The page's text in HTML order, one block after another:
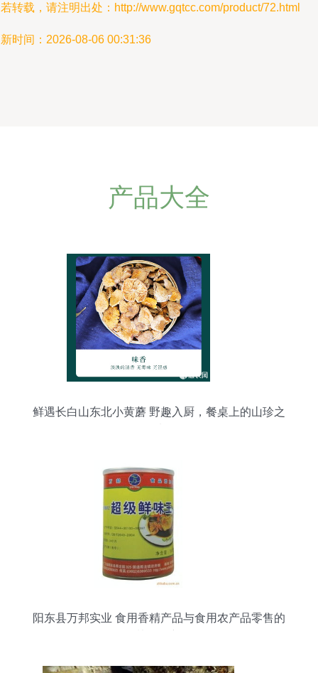
转载，请注明出处：http://www.gqtcc.com/product/72.html
时间：2026-08-06 00:31:36
产品大全
鲜遇长白山东北小黄蘑 野趣入厨，餐桌上的山珍之
阳东县万邦实业 食用香精产品与食用农产品零售的